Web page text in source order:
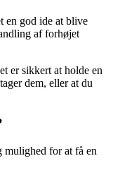
en god ide at blive
af forhøjet
er sikkert at holde en
dem, eller at du
mulighed for at få en